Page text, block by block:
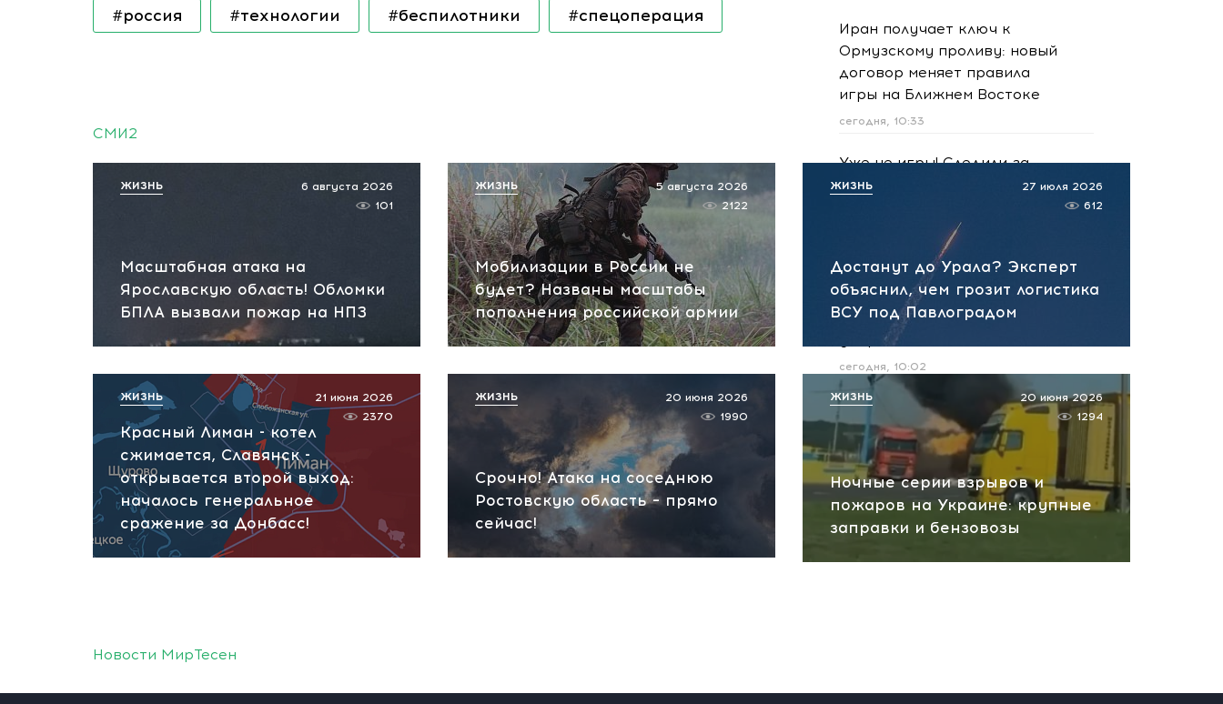
#россия #технологии #беспилотники #спецоперация
Иран получает ключ к
Ормузскому проливу: новый
договор меняет правила
игры на Ближнем Востоке
сегодня, 10:33
Уже не игры! Следили за
военными и готовили
опасный план подростков
Трамп дал Киеву новые
глаза: США вновь наводят
удары по России
сегодня, 10:02
СМИ2
Масштабная атака на
Ярославскую область! Обломки
БПЛА вызвали пожар на НПЗ
6 августа 2026
101
ЖИЗНЬ
Мобилизации в России не
будет? Названы масштабы
пополнения российской армии
5 августа 2026
2122
ЖИЗНЬ
Достанут до Урала? Эксперт
объяснил, чем грозит логистика
ВСУ под Павлоградом
27 июля 2026
612
ЖИЗНЬ
Красный Лиман - котел
сжимается, Славянск -
открывается второй выход:
началось генеральное
сражение за Донбасс!
21 июня 2026
2370
ЖИЗНЬ
Срочно! Атака на соседнюю
Ростовскую область – прямо
сейчас!
20 июня 2026
1990
ЖИЗНЬ
Ночные серии взрывов и
пожаров на Украине: крупные
заправки и бензовозы
20 июня 2026
1294
ЖИЗНЬ
Новости МирТесен